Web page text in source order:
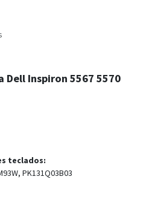
Dell Inspiron 5567 5570
teclados:
PK131Q03B03